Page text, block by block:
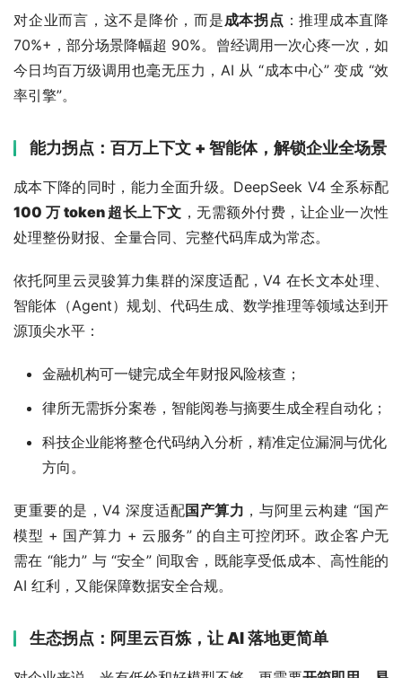
对企业而言，这不是降价，而是成本拐点 ：推理成本直降
70%+，部分场景降幅超 90%。曾经调用一次心疼一次，如
今日均百万级调用也毫无压力，AI 从 “成本中心” 变成 “效
率引擎”。
能力拐点：百万上下文 + 智能体，解锁企业全场景
成本下降的同时，能力全面升级。DeepSeek V4 全系标配
100 万 token 超长上下文 ，无需额外付费，让企业一次性
处理整份财报、全量合同、完整代码库成为常态。
依托阿里云灵骏算力集群的深度适配，V4 在长文本处理、
智能体（Agent）规划、代码生成、数学推理等领域达到开
源顶尖水平：
金融机构可一键完成全年财报风险核查；
律所无需拆分案卷，智能阅卷与摘要生成全程自动化；
科技企业能将整仓代码纳入分析，精准定位漏洞与优化
方向。
更重要的是，V4 深度适配国产算力 ，与阿里云构建 “国产
模型 + 国产算力 + 云服务” 的自主可控闭环。政企客户无
需在 “能力” 与 “安全” 间取舍，既能享受低成本、高性能的
AI 红利，又能保障数据安全合规。
生态拐点：阿里云百炼，让 AI 落地更简单